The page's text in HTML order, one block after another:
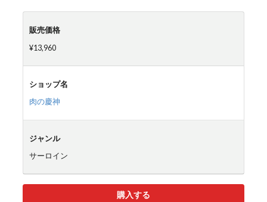
販売価格
¥13,960
ショップ名
肉の慶神
ジャンル
サーロイン
購入する